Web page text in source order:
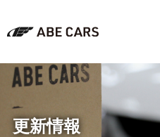
在庫検索
パーツ＆アクセサリー
更新情報